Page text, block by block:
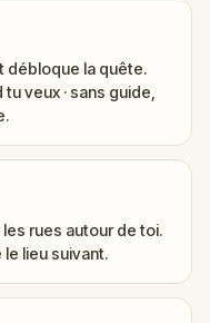
débloque la quête.
veux · sans guide,
rues autour de toi.
lieu suivant.